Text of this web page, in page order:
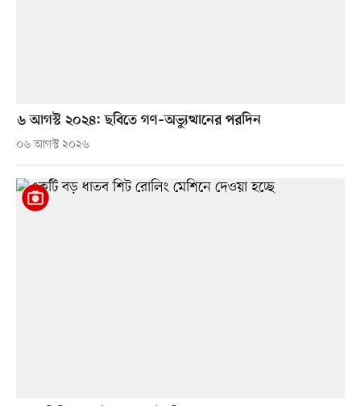
৬ আগস্ট ২০২৪: ছবিতে গণ–অভ্যুত্থানের পরদিন
০৬ আগস্ট ২০২৬